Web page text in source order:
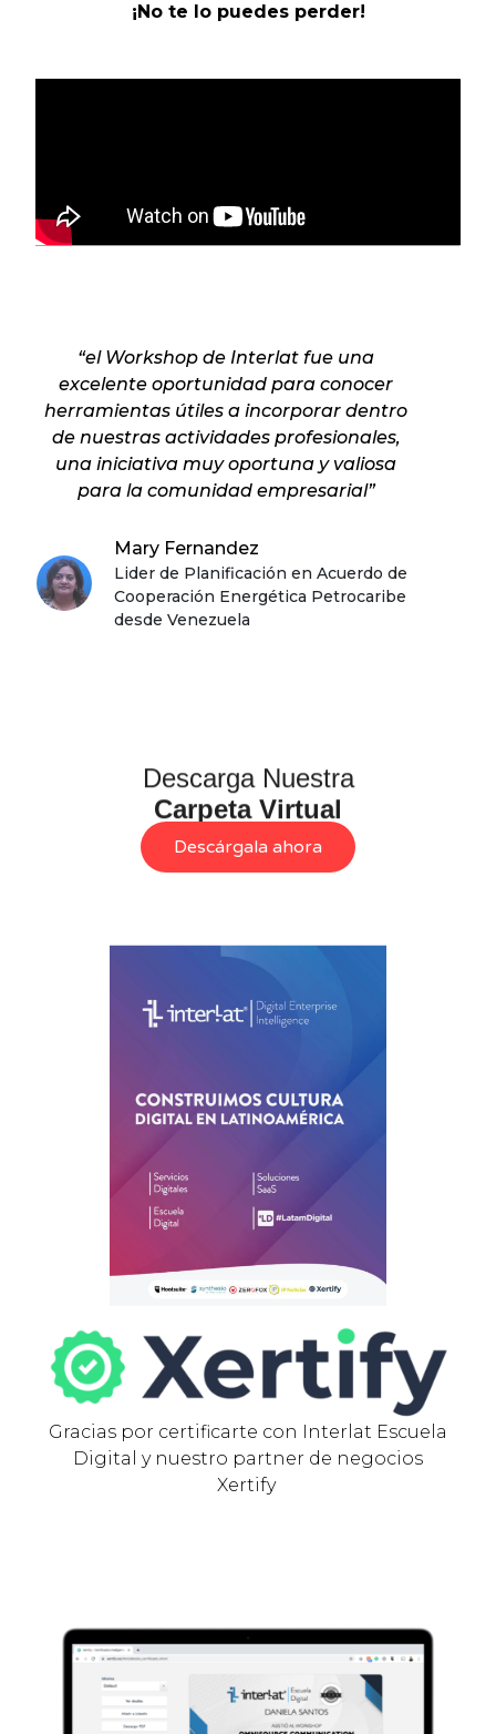
¡No te lo puedes perder!
“el Workshop de Interlat fue una
excelente oportunidad para conocer
herramientas útiles a incorporar dentro
de nuestras actividades profesionales,
una iniciativa muy oportuna y valiosa
para la comunidad empresarial”
Mary Fernandez
Lider de Planificación en Acuerdo de
Cooperación Energética Petrocaribe
desde Venezuela
Descarga Nuestra
Carpeta Virtual
Descárgala ahora
Gracias por certificarte con Interlat Escuela
Digital y nuestro partner de negocios
Xertify